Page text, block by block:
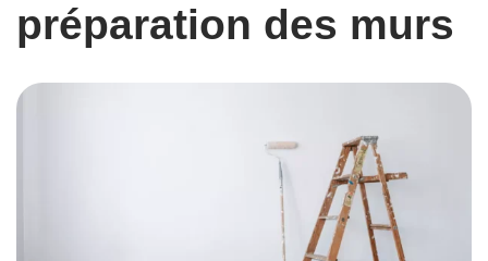
préparation des murs